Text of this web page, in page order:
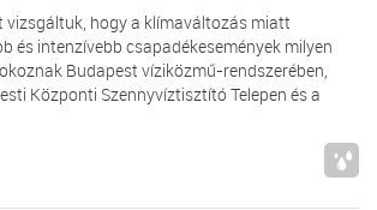
hogy a klímaváltozás miatt
és intenzívebb csapadékesemények milyen
Budapest víziközmű-rendszerében,
Központi Szennyvíztisztító Telepen és a